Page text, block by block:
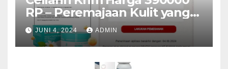
RP – Peremajaan Kulit yang
Efektif (Indonesia)
JUNI 4, 2024 ADMIN